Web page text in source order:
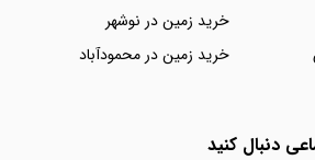
خرید زمین در نوشهر
خرید زمین در محمودآباد
دنبال کنید